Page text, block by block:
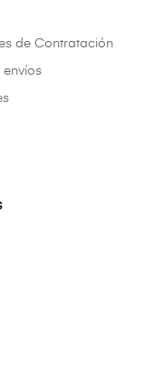
de Contratación
envíos